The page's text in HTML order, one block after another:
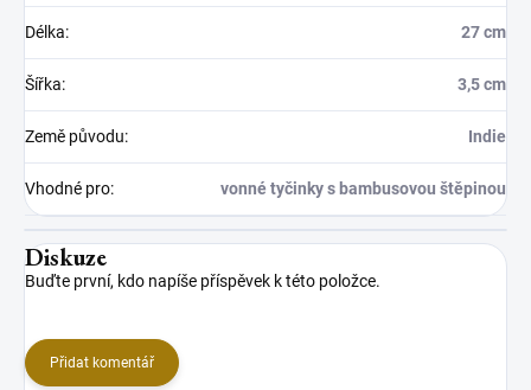
Délka: 27 cm
Šířka: 3,5 cm
Země původu: Indie
Vhodné pro: vonné tyčinky s bambusovou štěpinou
Diskuze
Buďte první, kdo napíše příspěvek k této položce.
Přidat komentář